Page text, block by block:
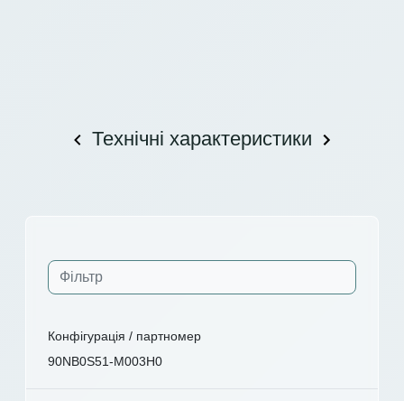
Технічні характеристики
Конфігурація / партномер
90NB0S51-M003H0